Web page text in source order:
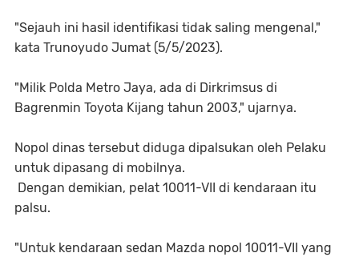
"Sejauh ini hasil identifikasi tidak saling mengenal,"
kata Trunoyudo Jumat (5/5/2023).
"Milik Polda Metro Jaya, ada di Dirkrimsus di
Bagrenmin Toyota Kijang tahun 2003," ujarnya.
Nopol dinas tersebut diduga dipalsukan oleh Pelaku
untuk dipasang di mobilnya.
Dengan demikian, pelat 10011-VII di kendaraan itu
palsu.
"Untuk kendaraan sedan Mazda nopol 10011-VII yang